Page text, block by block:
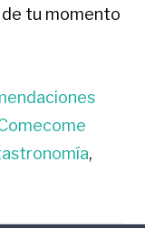
tu momento
,